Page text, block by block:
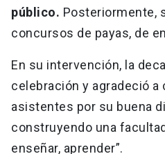
público. Posteriormente,
concursos de payas, de
En su intervención, la
celebración y agradeció a
asistentes por su buena
construyendo una
enseñar, aprender”.